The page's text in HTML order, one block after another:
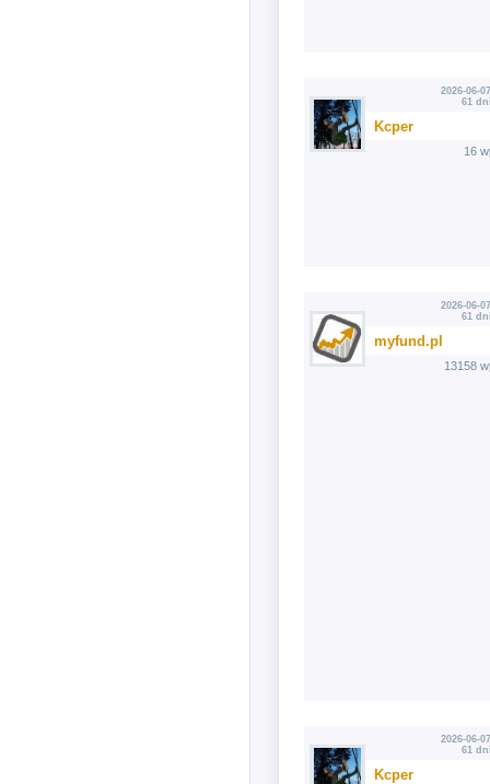
2026-06-
61
Kcper
16
2026-06-
61
myfund.pl
13158
2026-06-
61
Kcper